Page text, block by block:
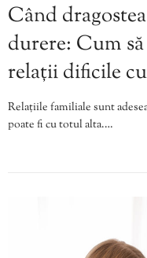
Când
durere: Cum
relații dificile
Relațiile familiale sunt
poate fi cu totul alta.…